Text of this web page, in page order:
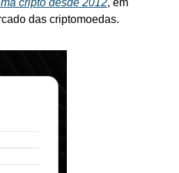
cripto desde 2012, em
das criptomoedas.